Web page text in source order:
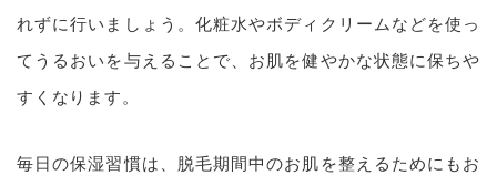
れずに行いましょう。化粧水やボディクリームなどを使っ
てうるおいを与えることで、お肌を健やかな状態に保ちや
すくなります。
毎日の保湿習慣は、脱毛期間中のお肌を整えるためにもお